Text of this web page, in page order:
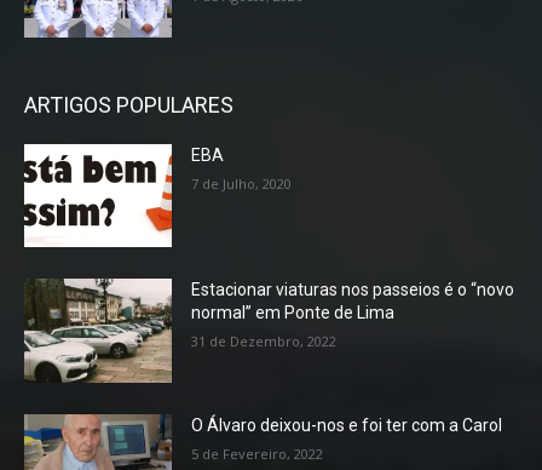
ARTIGOS POPULARES
EBA
7 de Julho, 2020
Estacionar viaturas nos passeios é o “novo
normal” em Ponte de Lima
31 de Dezembro, 2022
O Álvaro deixou-nos e foi ter com a Carol
5 de Fevereiro, 2022